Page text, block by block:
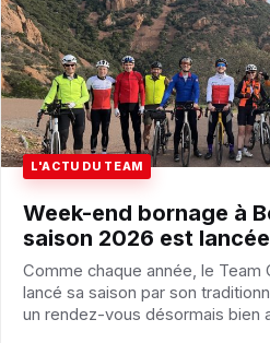
L'ACTU DU TEAM
Week-end bornage à
saison 2026 est lancée
Comme chaque année, le Team
lancé sa saison par son
un rendez-vous désormais bien